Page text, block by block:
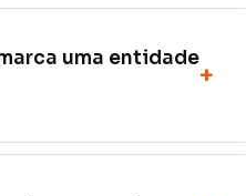
uma entidade